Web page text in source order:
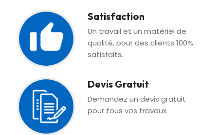
Satisfaction
Un travail et un matériel de
qualité, pour des clients 100%
satisfaits.
Devis Gratuit
Demandez un devis gratuit
pour tous vos travaux.